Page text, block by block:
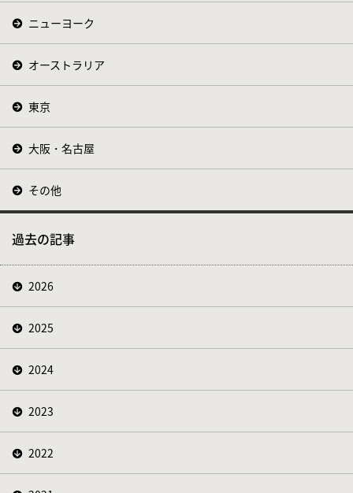
ニューヨーク
オーストラリア
東京
大阪・名古屋
その他
過去の記事
2026
2025
2024
2023
2022